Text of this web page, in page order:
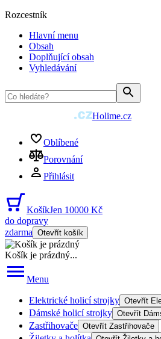
Rozcestník
Hlavní menu
Obsah
Doplňující obsah
Vyhledávání
Holime.cz
Oblíbené
Porovnání
Přihlásit
KošíkJen 10000 Kč
do dopravy
zdarma Otevřít košík
Košík je prázdný...
Menu
Elektrické holicí strojky Otevřít
Dámské holicí strojky Otevřít
Zastřihovače Otevřít Zastřihovače